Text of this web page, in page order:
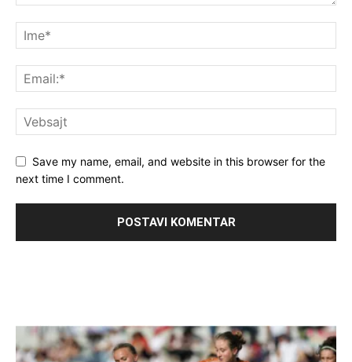
Save my name, email, and website in this browser for the
next time I comment.